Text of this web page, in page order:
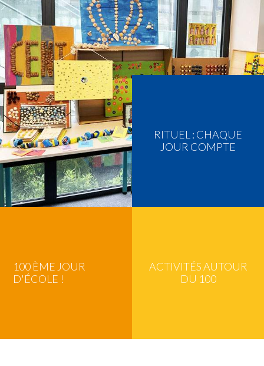
RITUEL : CHAQUE
JOUR COMPTE
ACTIVITÉS AUTOUR
DU 100
100 ÈME JOUR
D'ÉCOLE !